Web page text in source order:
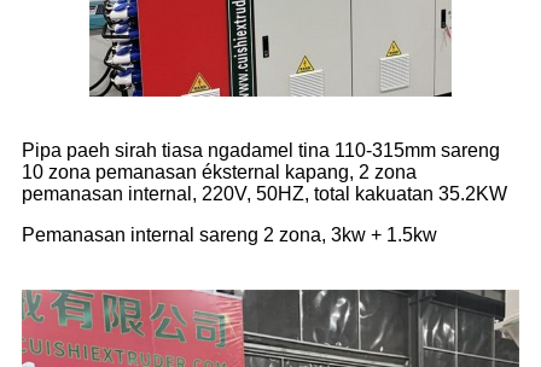
Pipa paeh sirah tiasa ngadamel tina 110-315mm sareng
10 zona pemanasan éksternal kapang, 2 zona
pemanasan internal, 220V, 50HZ, total kakuatan 35.2KW
Pemanasan internal sareng 2 zona, 3kw + 1.5kw